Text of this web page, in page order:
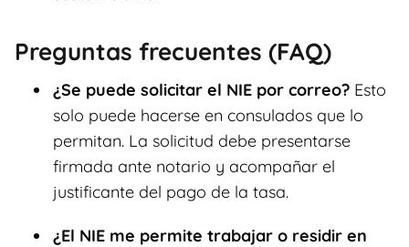
Preguntas frecuentes (FAQ)
¿Se puede solicitar el NIE por correo? Esto
solo puede hacerse en consulados que lo
permitan. La solicitud debe presentarse
firmada ante notario y acompañar el
justificante del pago de la tasa.
¿El NIE me permite trabajar o residir en